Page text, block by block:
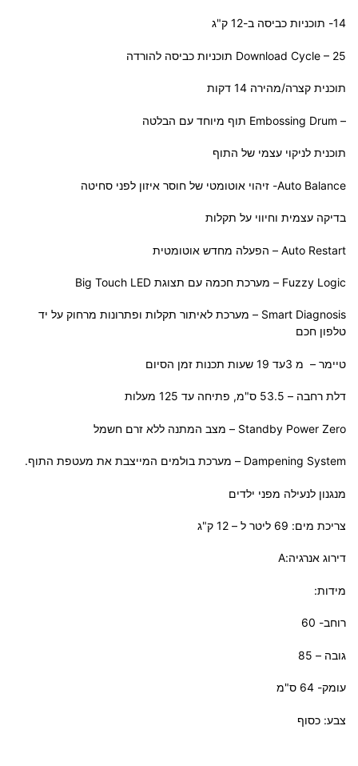
14- תוכניות כביסה ב-12 ק"ג
Download Cycle – 25 תוכניות כביסה להורדה
תוכנית קצרה/מהירה 14 דקות
– Embossing Drum תוף מיוחד עם הבלטה
תוכנית לניקוי עצמי של התוף
Auto Balance- זיהוי אוטומטי של חוסר איזון לפני סחיטה
בדיקה עצמית וחיווי על תקלות
Auto Restart – הפעלה מחדש אוטומטית
Fuzzy Logic – מערכת חכמה עם תצוגת Big Touch LED
Smart Diagnosis – מערכת לאיתור תקלות ופתרונות מרחוק על יד
טלפון חכם
טיימר – מ 3עד 19 שעות תכנות זמן הסיום
דלת רחבה – 53.5 ס"מ, פתיחה עד 125 מעלות
Standby Power Zero – מצב המתנה ללא זרם חשמל
Dampening System – מערכת בולמים המייצבת את מעטפת התוף.
מנגנון לנעילה מפני ילדים
צריכת מים: 69 ליטר ל – 12 ק"ג
דירוג אנרגיה:A
מידות:
רוחב- 60
גובה – 85
עומק- 64 ס"מ
צבע: כסוף